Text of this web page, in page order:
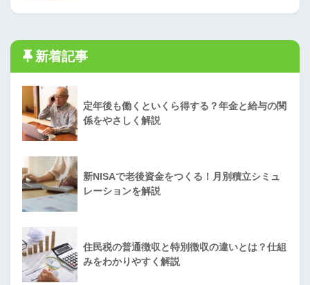
新着記事
定年後も働くといくら得する？年金と給与の関
係をやさしく解説
新NISAで老後資金をつくる！月別積立シミュ
レーションを解説
住民税の普通徴収と特別徴収の違いとは？仕組
みをわかりやすく解説